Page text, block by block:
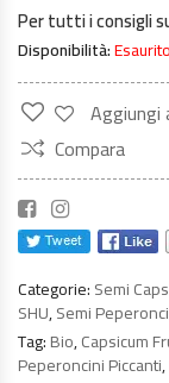
Per tutti i consigli
Disponibilità:Esaurito
Aggiungi
Compara
Categorie:Semi
SHU,Semi
Tag:Bio,Capsicum
Peperoncini Piccanti,